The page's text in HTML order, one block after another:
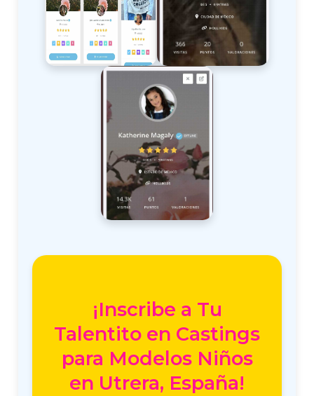
¡Inscribe a Tu
Talentito en Castings
para Modelos Niños
en Utrera, España!